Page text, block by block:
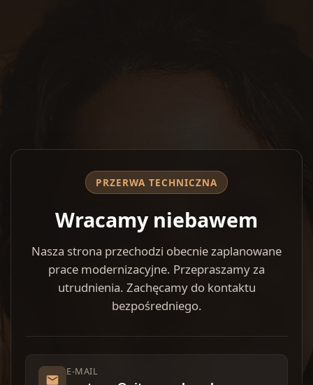
PRZERWA TECHNICZNA
Wracamy niebawem
Nasza strona przechodzi obecnie zaplanowane
prace modernizacyjne. Przepraszamy za
utrudnienia. Zachęcamy do kontaktu
bezpośredniego.
E-MAIL